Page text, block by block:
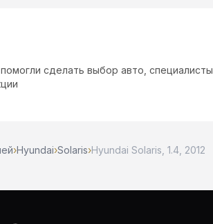
сделать выбор авто, специалисты
›Hyundai›Solaris›Hyundai Solaris, 1.4, 2012